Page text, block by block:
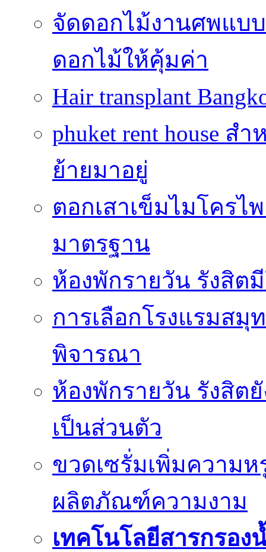
จัดดอกไม้งานศพแบ
ดอกไม้ให้คุ้มค่า
Hair transplant
phuket rent house
ย้ายมาอยู่
ตอกเสาเข็มไมโคร
มาตรฐาน
ห้องพักรายวัน รังสิต
การเลือกโรงแรมสมุ
พิจารณา
ห้องพักรายวัน รังสิต
เป็นส่วนตัว
ขวดเซรั่มเพิ่มความ
ผลิตภัณฑ์ความงาม
เทคโนโลยีสารกรอ